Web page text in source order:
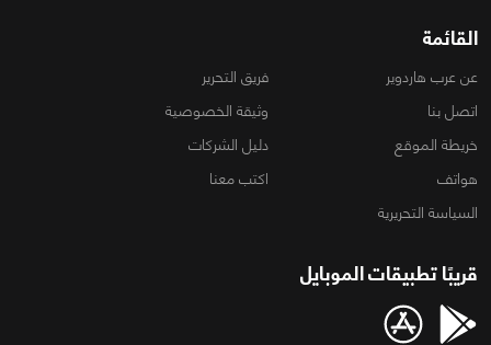
القائمة
عن عرب هاردوير
فريق التحرير
اتصل بنا
وثيقة الخصوصية
خريطة الموقع
دليل الشركات
هواتف
اكتب معنا
السياسة التحريرية
قريبًا تطبيقات الموبايل